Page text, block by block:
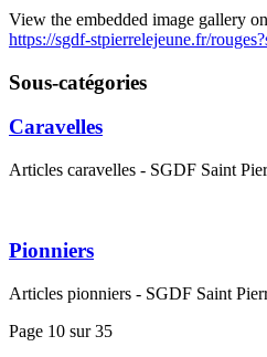
View the embedded image gallery
https://sgdf-stpierrelejeune.fr/
Sous-catégories
Caravelles
Articles caravelles - SGDF Saint
Pionniers
Articles pionniers - SGDF Saint
Page 10 sur 35